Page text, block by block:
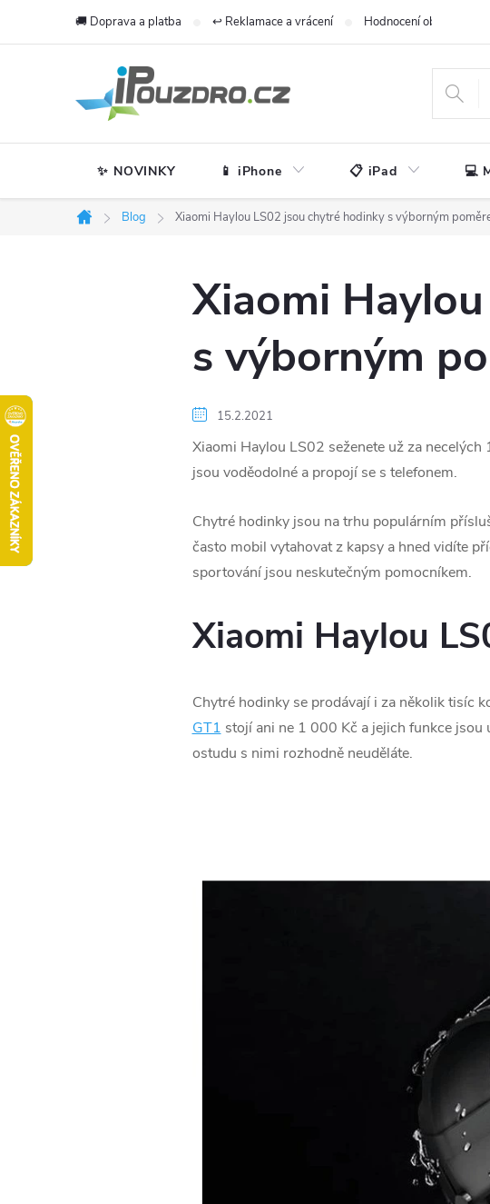
🚚 Doprava a platba ↩️ Reklamace a vrácení Hodnocení obchodu
✨ NOVINKY 📱 iPhone 📋 iPad 💻
Domů
Blog Xiaomi Haylou LS02 jsou chytré hodinky s výborným
Xiaomi
s výborným
15.2.2021
Xiaomi Haylou LS02 seženete už za
jsou voděodolné a propojí se s telefonem.
Chytré hodinky jsou na trhu populárním
často mobil vytahovat z kapsy a hned vidíte
sportování jsou neskutečným pomocníkem.
Xiaomi Haylou
Chytré hodinky se prodávají i za několik tisíc
GT1 stojí ani ne 1 000 Kč a jejich funkce
ostudu s nimi rozhodně neuděláte.